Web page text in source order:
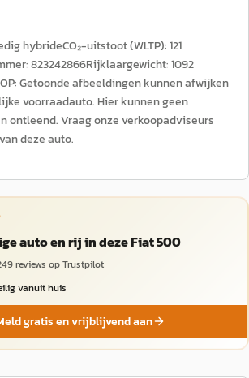
hybrideCO₂-uitstoot (WLTP): 121
823242866Rijklaargewicht: 1092
Getoonde afbeeldingen kunnen afwijken
voorraadauto. Hier kunnen geen
ontleend. Vraag onze verkoopadviseurs
deze auto.
auto en rij in deze Fiat 500
reviews op Trustpilot
vanuit huis
gratis en vrijblijvend aan